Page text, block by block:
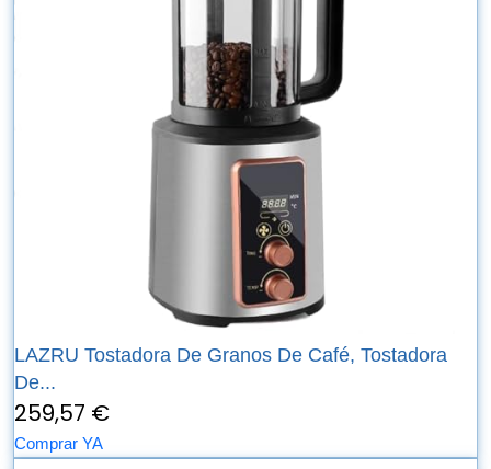
LAZRU Tostadora De Granos De Café, Tostadora
De...
259,57 €
Comprar YA